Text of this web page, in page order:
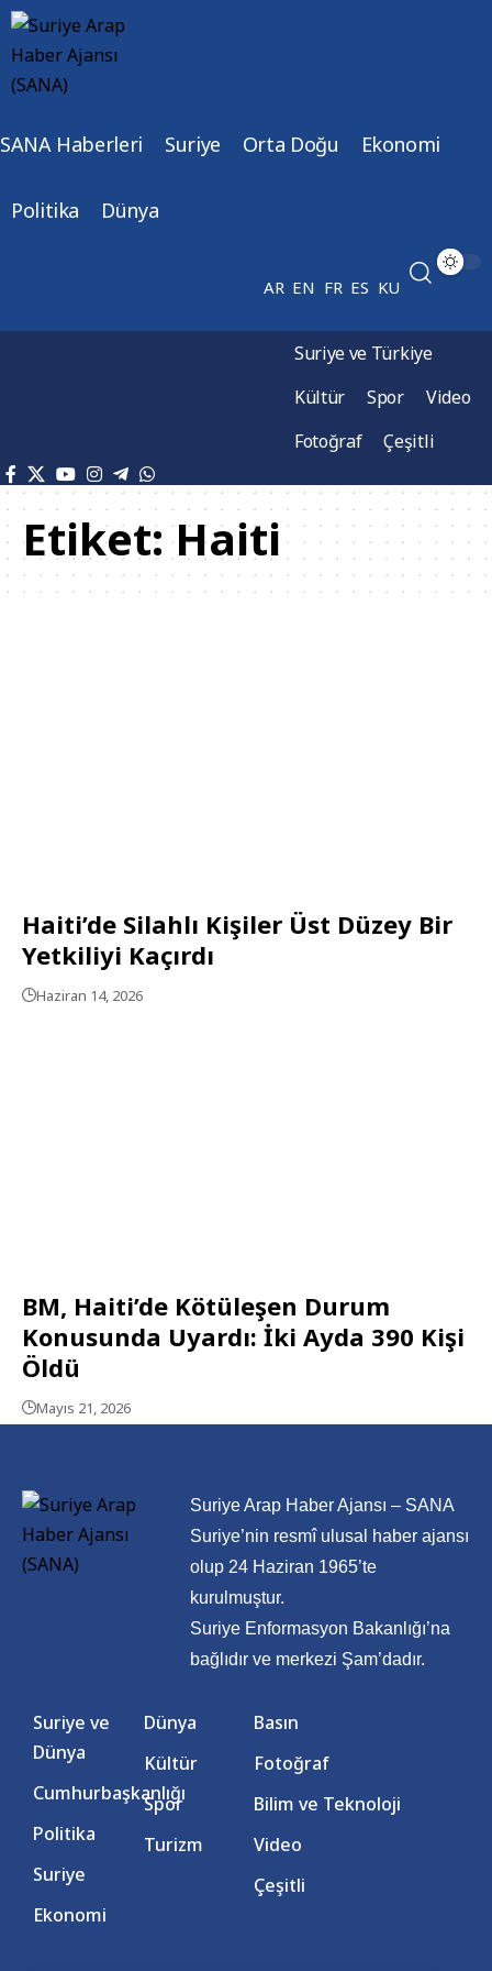
SANA Haberleri Suriye Orta Doğu Ekonomi
Politika Dünya
AR EN FR ES KU
Suriye ve Türkiye
Kültür
Spor
Video
Fotoğraf
Çeşitli
Etiket:Haiti
Haiti’de Silahlı Kişiler Üst Düzey Bir
Yetkiliyi Kaçırdı
Haziran 14, 2026
BM, Haiti’de Kötüleşen Durum
Konusunda Uyardı: İki Ayda 390 Kişi
Öldü
Mayıs 21, 2026
Suriye Arap Haber Ajansı – SANA
Suriye’nin resmî ulusal haber ajansı
olup 24 Haziran 1965’te
kurulmuştur.
Suriye Enformasyon Bakanlığı’na
bağlıdır ve merkezi Şam’dadır.
Suriye ve
Dünya
Cumhurbaşkanlığı
Politika
Suriye
Ekonomi
Dünya
Kültür
Spor
Turizm
Basın
Fotoğraf
Bilim ve Teknoloji
Video
Çeşitli